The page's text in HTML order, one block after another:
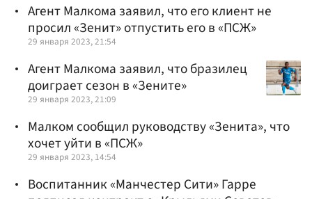
Агент Малкома заявил, что его клиент не
просил «Зенит» отпустить его в «ПСЖ»
29 января 2023, 21:54
Агент Малкома заявил, что бразилец
доиграет сезон в «Зените»
29 января 2023, 21:09
Малком сообщил руководству «Зенита», что
хочет уйти в «ПСЖ»
29 января 2023, 14:54
Воспитанник «Манчестер Сити» Гарре